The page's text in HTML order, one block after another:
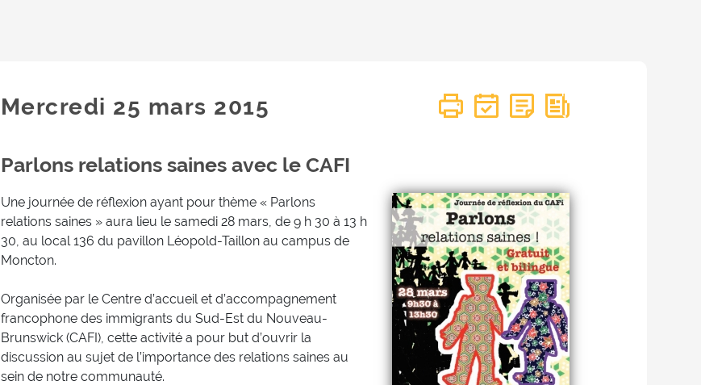
Mercredi 25 mars 2015
Parlons relations saines avec le CAFI
Une journée de réflexion ayant pour thème « Parlons
relations saines » aura lieu le samedi 28 mars, de 9 h 30 à 13 h
30, au local 136 du pavillon Léopold-Taillon au campus de
Moncton.
Organisée par le Centre d’accueil et d’accompagnement
francophone des immigrants du Sud-Est du Nouveau-
Brunswick (CAFI), cette activité a pour but d’ouvrir la
discussion au sujet de l’importance des relations saines au
sein de notre communauté.